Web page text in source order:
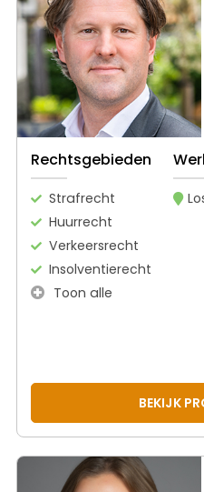
Rechtsgebieden
Strafrecht
Huurrecht
Verkeersrecht
Insolventierecht
Toon alle
BEKIJK